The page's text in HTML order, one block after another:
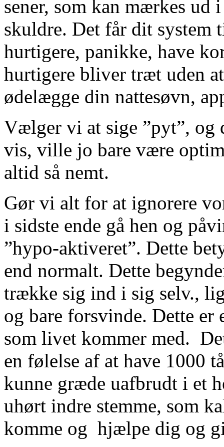
sener, som kan mærkes ud
skuldre. Det får dit system
hurtigere, panikke, have
hurtigere bliver træt uden
ødelægge din nattesøvn,
Vælger vi at sige ”pyt”, og
vis, ville jo bare være
altid så nemt.
Gør vi alt for at ignorere
i sidste ende gå hen og
”hypo-aktiveret”. Dette
end normalt. Dette
trække sig ind i sig selv.,
og bare forsvinde. Dette
som livet kommer med.
en følelse af at have 1000
kunne græde uafbrudt i et
uhørt indre stemme, som
komme og hjælpe dig og